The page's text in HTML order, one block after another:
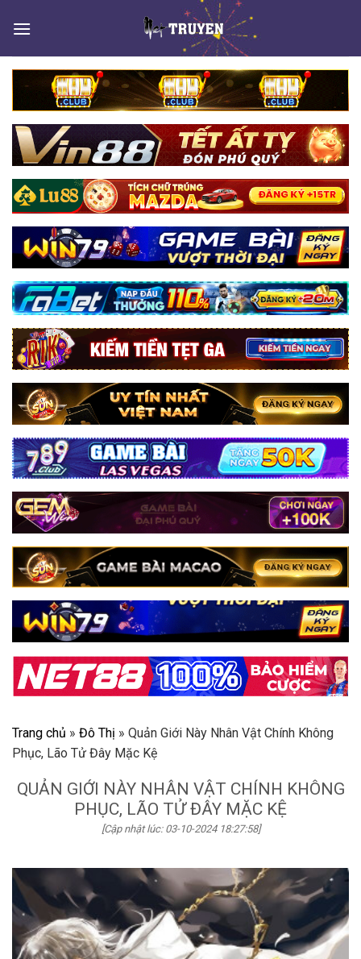
Trang chủ » Đô Thị » Quản Giới Này Nhân Vật Chính Không
Phục, Lão Tử Đây Mặc Kệ
QUẢN GIỚI NÀY NHÂN VẬT CHÍNH KHÔNG
PHỤC, LÃO TỬ ĐÂY MẶC KỆ
[Cập nhật lúc: 03-10-2024 18:27:58]